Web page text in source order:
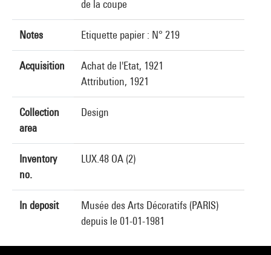
de la coupe
Notes Etiquette papier : N° 219
Acquisition
Achat de l'Etat, 1921
Attribution, 1921
Collection
area
Design
Inventory
no.
LUX.48 OA (2)
In deposit
Musée des Arts Décoratifs (PARIS)
depuis le 01-01-1981